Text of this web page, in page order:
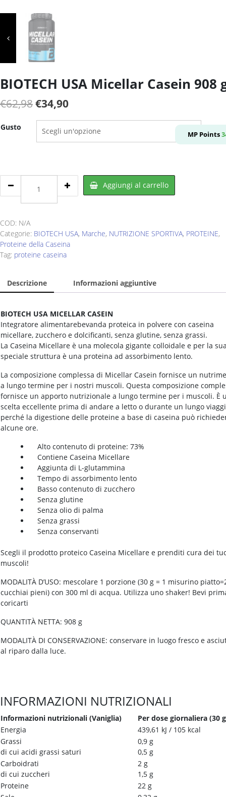
BIOTECH USA Micellar Casein 908
€62,98Il
prezzo
originale
€34,90Il
prezzo
attuale
MP Points
Gusto
Micellar
908
g
quantity
Aggiungi al carrello
COD: N/A
Categorie: BIOTECH USA, Marche, NUTRIZIONE SPORTIVA, PROTEINE,
Proteine della Caseina
Tag: proteine caseina
Descrizione Informazioni aggiuntive
BIOTECH USA MICELLAR CASEIN
Integratore alimentarebevanda proteica in polvere con caseina
micellare, zucchero e dolcificanti, senza glutine, senza grassi.
La Caseina Micellare è una molecola gigante colloidale e per la
speciale struttura è una proteina ad assorbimento lento.
La composizione complessa di Micellar Casein fornisce un
a lungo termine per i nostri muscoli. Questa composizione
fornisce un apporto nutrizionale a lungo termine per i muscoli. È
scelta eccellente prima di andare a letto o durante un lungo
perché la digestione delle proteine a base di caseina può
alcune ore.
Alto contenuto di proteine: 73%
Contiene Caseina Micellare
Aggiunta di L-glutammina
Tempo di assorbimento lento
Basso contenuto di zucchero
Senza glutine
Senza olio di palma
Senza grassi
Senza conservanti
Scegli il prodotto proteico Caseina Micellare e prenditi cura dei
muscoli!
MODALITÀ D’USO: mescolare 1 porzione (30 g = 1 misurino
cucchiai pieni) con 300 ml di acqua. Utilizza uno shaker! Bevi
coricarti
QUANTITÀ NETTA: 908 g
MODALITÀ DI CONSERVAZIONE: conservare in luogo fresco e
al riparo dalla luce.
INFORMAZIONI NUTRIZIONALI
Informazioni nutrizionali (Vaniglia)
Per dose giornaliera (30
Energia
439,61 kJ / 105 kcal
Grassi
di cui acidi grassi saturi
0,9 g
0,5 g
Carboidrati
di cui zuccheri
2 g
1,5 g
Proteine
22 g